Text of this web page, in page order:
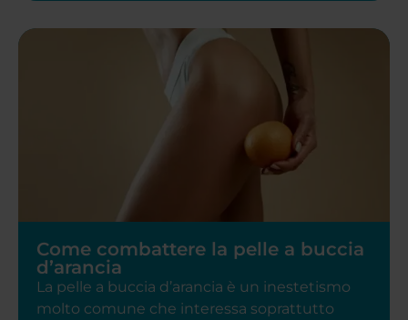
Come combattere la pelle a buccia
d’arancia
La pelle a buccia d’arancia è un inestetismo
molto comune che interessa soprattutto